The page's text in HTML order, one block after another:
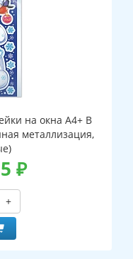
на окна А4+ В
металлизация,
₽
+